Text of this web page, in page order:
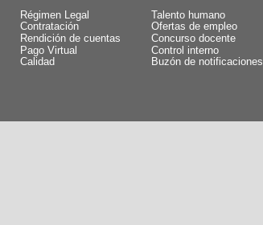
Régimen Legal
Talento humano
Contratación
Ofertas de empleo
Rendición de cuentas
Concurso docente
Pago Virtual
Control interno
Calidad
Buzón de notificaciones